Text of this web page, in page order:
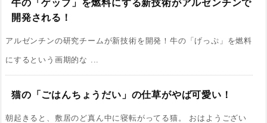
牛の「ゲップ」を燃料にする新技術がアルゼンチンで
開発される！
アルゼンチンの研究チームが新技術を開発！牛の「げっぷ」を燃料
にするという画期的な ...
猫の「ごはんちょうだい」の仕草がやば可愛い！
朝起きると、敷居のど真ん中に寝転がってる猫。 おはようござい